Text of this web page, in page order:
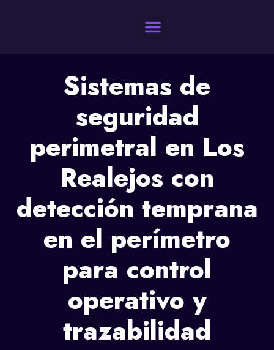
Sistemas de
seguridad
perimetral en Los
Realejos con
detección temprana
en el perímetro
para control
operativo y
trazabilidad